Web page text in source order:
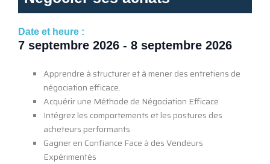
Date et heure :
7 septembre 2026 - 8 septembre 2026
Apprendre à structurer et à mener des entretiens de
négociation efficace.
Acquérir une Méthode de Négociation Efficace
Intégrez les comportements et les postures des
acheteurs performants
Gagner en Confiance Face à des Vendeurs
Expérimentés